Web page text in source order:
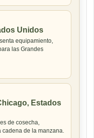
Unidos
equipamiento,
las Grandes
Estados
de cosecha,
cadena de la manzana.